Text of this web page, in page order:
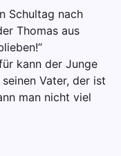
Schultag nach
Thomas aus
kann der Junge
Vater, der ist
man nicht viel